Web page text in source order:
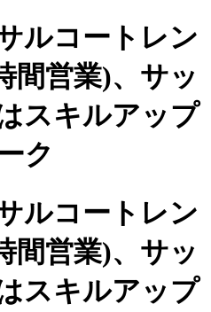
ルコートレン
間営業)、 サッ
スキルアップ
ク
ルコートレン
間営業)、サッ
スキルアップ